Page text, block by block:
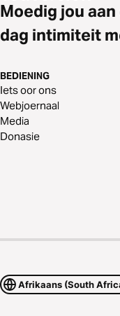
Moedig jou
dag intimiteit
BEDIENING
Iets oor ons
Webjoernaal
Media
Donasie
Afrikaans (South